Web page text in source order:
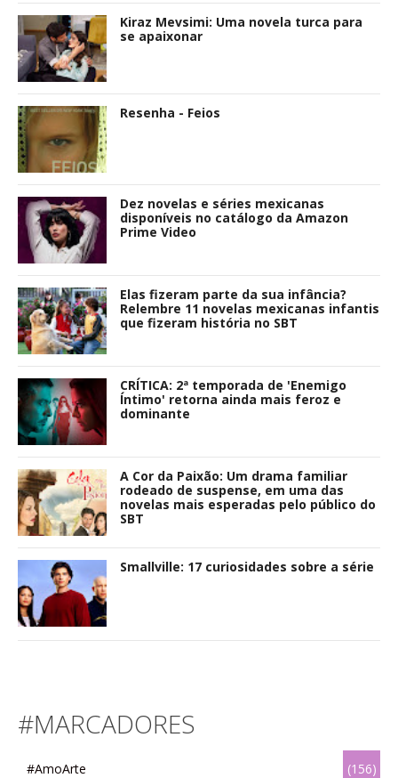
Kiraz Mevsimi: Uma novela turca para
se apaixonar
Resenha - Feios
Dez novelas e séries mexicanas
disponíveis no catálogo da Amazon
Prime Video
Elas fizeram parte da sua infância?
Relembre 11 novelas mexicanas infantis
que fizeram história no SBT
CRÍTICA: 2ª temporada de 'Enemigo
Íntimo' retorna ainda mais feroz e
dominante
A Cor da Paixão: Um drama familiar
rodeado de suspense, em uma das
novelas mais esperadas pelo público do
SBT
Smallville: 17 curiosidades sobre a série
#MARCADORES
#AmoArte (156)